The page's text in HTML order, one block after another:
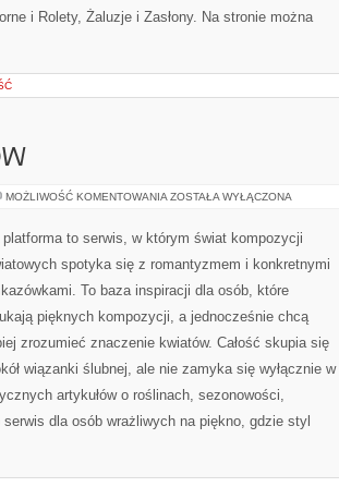
i Rolety, Żaluzje i Zasłony. Na stronie można
MOŻLIWOŚĆ KOMENTOWANIA SYMBOLIKA
ZOSTAŁA WYŁĄCZONA
platforma to serwis, w którym świat kompozycji
spotyka się z romantyzmem i konkretnymi
To baza inspiracji dla osób, które
pięknych kompozycji, a jednocześnie chcą
zrozumieć znaczenie kwiatów. Całość skupia się
wiązanki ślubnej, ale nie zamyka się wyłącznie w
artykułów o roślinach, sezonowości,
dla osób wrażliwych na piękno, gdzie styl